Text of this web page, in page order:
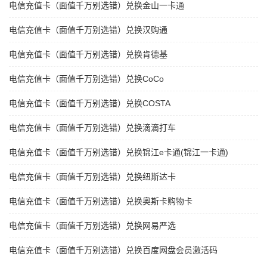
电信充值卡（面值千万别选错）兑换金山一卡通
电信充值卡（面值千万别选错）兑换汉购通
电信充值卡（面值千万别选错）兑换肯德基
电信充值卡（面值千万别选错）兑换CoCo
电信充值卡（面值千万别选错）兑换COSTA
电信充值卡（面值千万别选错）兑换滴滴打车
电信充值卡（面值千万别选错）兑换锦江e卡通(锦江一卡通)
电信充值卡（面值千万别选错）兑换纽斯达卡
电信充值卡（面值千万别选错）兑换奥斯卡购物卡
电信充值卡（面值千万别选错）兑换网易严选
电信充值卡（面值千万别选错）兑换百度网盘会员激活码